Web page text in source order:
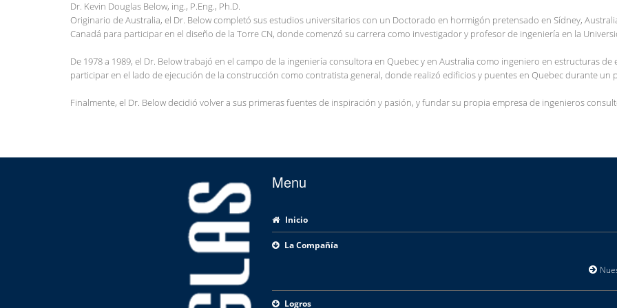
Dr. Kevin Douglas Below, ing., P.Eng., Ph.D.
Originario de Australia, el Dr. Below completó sus estudios universitarios con un Doctorado en hormigón pretensado en Sídney,
Canadá para participar en el diseño de la Torre CN, donde comenzó su carrera como investigador y profesor de ingeniería en la
De 1978 a 1989, el Dr. Below trabajó en el campo de la ingeniería consultora en Quebec y en Australia como ingeniero en estructuras
participar en el lado de ejecución de la construcción como contratista general, donde realizó edificios y puentes en Quebec durante un
Finalmente, el Dr. Below decidió volver a sus primeras fuentes de inspiración y pasión, y fundar su propia empresa de ingenieros
Menu
Inicio
La Compañía
Logros